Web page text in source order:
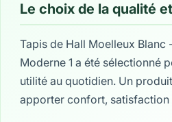
Le choix de la qualité
Tapis de Hall Moelleux Blanc
Moderne 1 a été sélectionné
utilité au quotidien. Un
apporter confort,